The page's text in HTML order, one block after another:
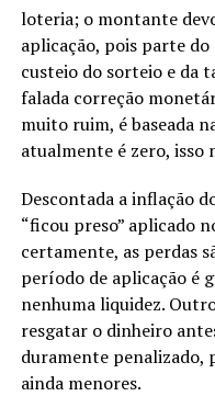
loteria; o montante
aplicação, pois parte
custeio do sorteio e da
falada correção
muito ruim, é baseada
atualmente é zero, isso
Descontada a inflação
“ficou preso” aplicado
certamente, as perdas
período de aplicação é
nenhuma liquidez.
resgatar o dinheiro
duramente penalizado,
ainda menores.